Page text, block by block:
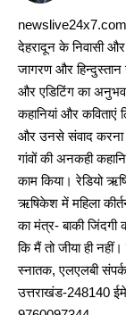
newslive24x7.com
देहरादून के निवासी
जागरण और हिन्दुस्तान
और एडिटिंग का
कहानियां और
और उनसे संवाद करना
गांवों की अनकही
काम किया। रेडियो
ऋषिकेश में महिला
का मंत्र- बाकी जिंदगी
कि मैं तो जीया ही
स्नातक, एलएलबी
उत्तराखंड-248140